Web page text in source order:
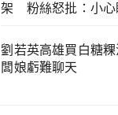
架 粉絲怒批：小心
劉若英高雄買白糖
闆娘虧難聊天